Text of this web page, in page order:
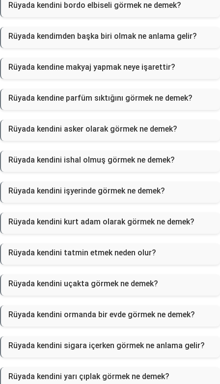
Rüyada kendini bordo elbiseli görmek ne demek?
Rüyada kendimden başka biri olmak ne anlama gelir?
Rüyada kendine makyaj yapmak neye işarettir?
Rüyada kendine parfüm sıktığını görmek ne demek?
Rüyada kendini asker olarak görmek ne demek?
Rüyada kendini ishal olmuş görmek ne demek?
Rüyada kendini işyerinde görmek ne demek?
Rüyada kendini kurt adam olarak görmek ne demek?
Rüyada kendini tatmin etmek neden olur?
Rüyada kendini uçakta görmek ne demek?
Rüyada kendini ormanda bir evde görmek ne demek?
Rüyada kendini sigara içerken görmek ne anlama gelir?
Rüyada kendini yarı çıplak görmek ne demek?